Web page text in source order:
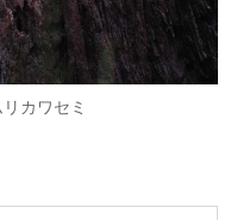
カワセミ